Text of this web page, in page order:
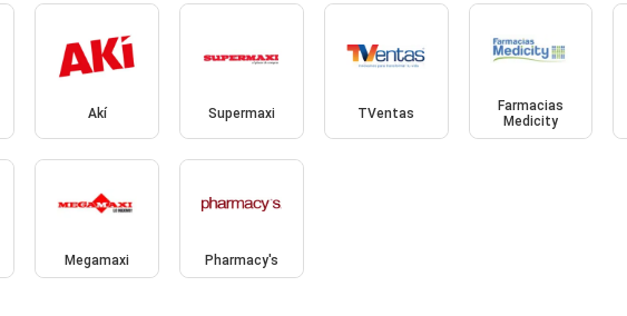
Akí Supermaxi TVentas
Farmacias
Medicity
Megamaxi Pharmacy's